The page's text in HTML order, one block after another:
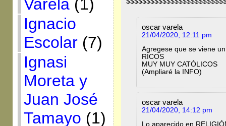
Varela(1)
Ignacio
Escolar(7)
Ignasi
Moreta y
Juan José
Tamayo (1)
oscar varela
21/04/2020, 12:11 pm
Agregese que se viene
RICOS
MUY MUY CATÓLICOS
(Ampliaré la INFO)
oscar varela
21/04/2020, 14:12 pm
Lo aparecido en